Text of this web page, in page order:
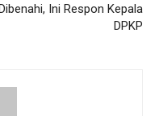
Ini Respon Kepala
DPKP